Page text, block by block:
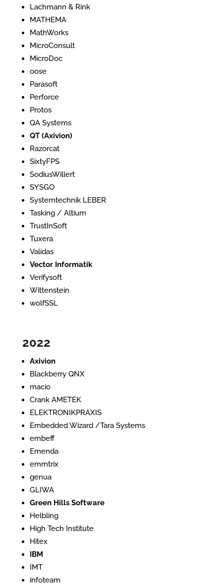
Lachmann & Rink
MATHEMA
MathWorks
MicroConsult
MicroDoc
oose
Parasoft
Perforce
Protos
QA Systems
QT (Axivion)
Razorcat
SixtyFPS
SodiusWillert
SYSGO
Systemtechnik LEBER
Tasking / Altium
TrustInSoft
Tuxera
Validas
Vector Informatik
Verifysoft
Wittenstein
wolfSSL
2022
Axivion
Blackberry QNX
macio
Crank AMETEK
ELEKTRONIKPRAXIS
Embedded Wizard /Tara Systems
embeff
Emenda
emmtrix
genua
GLIWA
Green Hills Software
Helbling
High Tech Institute
Hitex
IBM
IMT
infoteam